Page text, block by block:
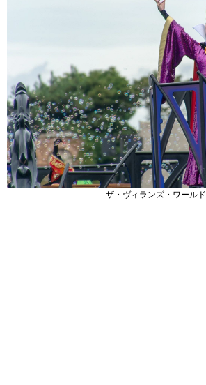
ザ・ヴィランズ・ワールド